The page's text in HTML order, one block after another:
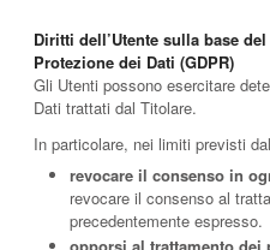
Diritti dell’Utente sulla base
Protezione dei Dati (GDPR)
Gli Utenti possono esercitare
Dati trattati dal Titolare.
In particolare, nei limiti previsti
revocare il consenso in
revocare il consenso al
precedentemente espresso.